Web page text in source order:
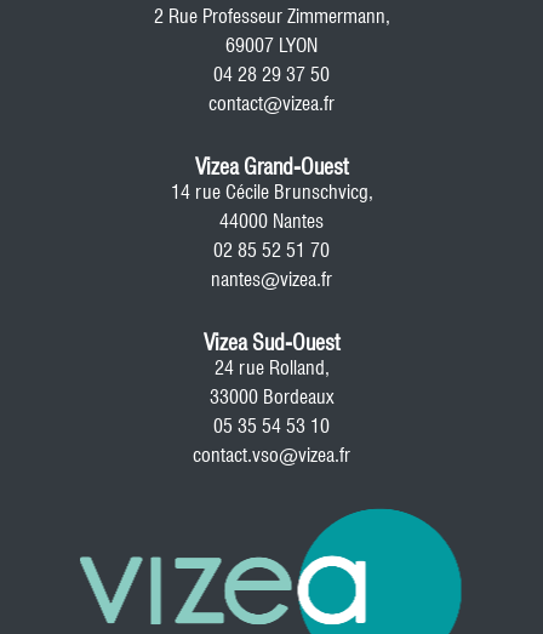
2 Rue Professeur Zimmermann,
69007 LYON
04 28 29 37 50
contact@vizea.fr
Vizea Grand-Ouest
14 rue Cécile Brunschvicg,
44000 Nantes
02 85 52 51 70
nantes@vizea.fr
Vizea Sud-Ouest
24 rue Rolland,
33000 Bordeaux
05 35 54 53 10
contact.vso@vizea.fr